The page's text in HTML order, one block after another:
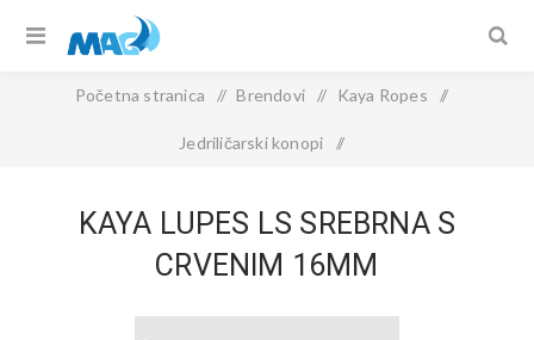
Početna stranica / Brendovi / Kaya Ropes /
Jedriličarski konopi /
KAYA LUPES LS SREBRNA S
CRVENIM 16MM